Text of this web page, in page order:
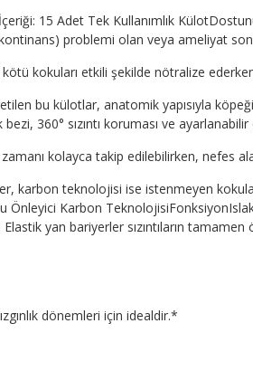
15 Adet Tek Kullanımlık
problemi olan veya ameliyat
kokuları etkili şekilde nötralize
bu külotlar, anatomik yapısıyla
360° sızıntı koruması ve
kolayca takip edilebilirken, nefes
karbon teknolojisi ise istenmeyen
Önleyici Karbon
Elastik yan bariyerler sızıntıların
dönemleri için idealdir.*